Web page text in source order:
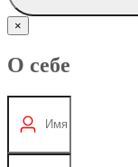
×
О себе